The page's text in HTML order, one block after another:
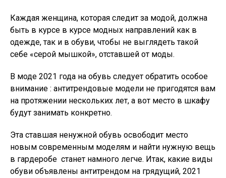
Каждая женщина, которая следит за модой, должна
быть в курсе в курсе модных направлений как в
одежде, так и в обуви, чтобы не выглядеть такой
себе «серой мышкой», отставшей от моды.
В моде 2021 года на обувь следует обратить особое
внимание : антитрендовые модели не пригодятся вам
на протяжении нескольких лет, а вот место в шкафу
будут занимать конкретно.
Эта ставшая ненужной обувь освободит место
новым современным моделям и найти нужную вещь
в гардеробе станет намного легче. Итак, какие виды
обуви объявлены антитрендом на грядущий, 2021